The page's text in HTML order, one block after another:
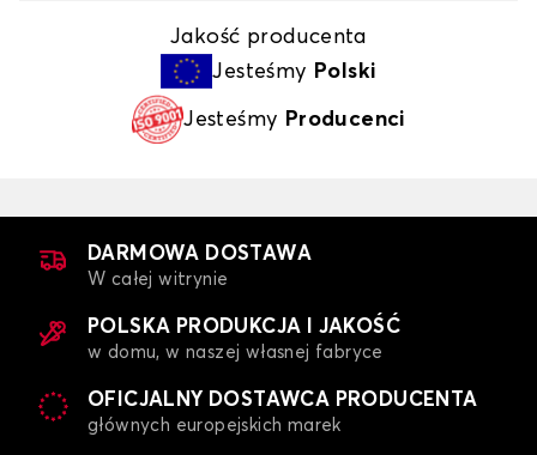
Jakość producenta
Jesteśmy Polski
Jesteśmy Producenci
DARMOWA DOSTAWA
W całej witrynie
POLSKA PRODUKCJA I JAKOŚĆ
w domu, w naszej własnej fabryce
OFICJALNY DOSTAWCA PRODUCENTA
głównych europejskich marek